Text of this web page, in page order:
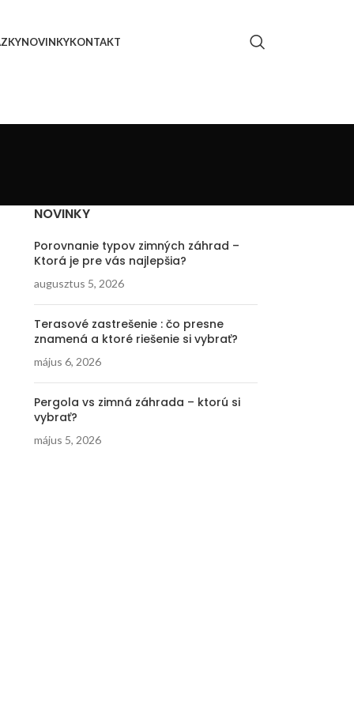
NOVINKYKONTAKT
NOVINKY
Porovnanie typov zimných záhrad –
Ktorá je pre vás najlepšia?
augusztus 5, 2026
Terasové zastrešenie : čo presne
znamená a ktoré riešenie si vybrať?
május 6, 2026
Pergola vs zimná záhrada – ktorú si
vybrať?
május 5, 2026